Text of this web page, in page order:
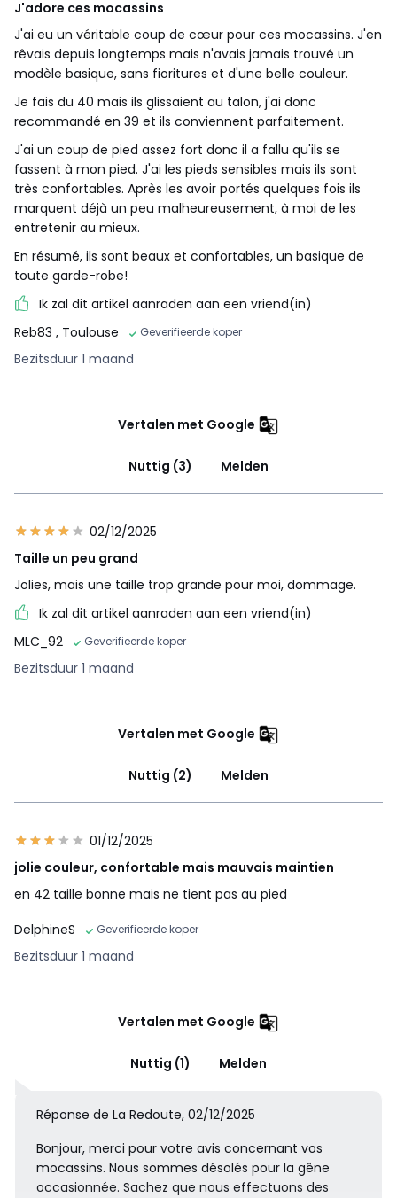
J'adore ces mocassins
J'ai eu un véritable coup de cœur pour ces mocassins. J'en
rêvais depuis longtemps mais n'avais jamais trouvé un
modèle basique, sans fioritures et d'une belle couleur.
Je fais du 40 mais ils glissaient au talon, j'ai donc
recommandé en 39 et ils conviennent parfaitement.
J'ai un coup de pied assez fort donc il a fallu qu'ils se
fassent à mon pied. J'ai les pieds sensibles mais ils sont
très confortables. Après les avoir portés quelques fois ils
marquent déjà un peu malheureusement, à moi de les
entretenir au mieux.
En résumé, ils sont beaux et confortables, un basique de
toute garde-robe!
Ik zal dit artikel aanraden aan een vriend(in)
Reb83 , Toulouse Geverifieerde koper
Bezitsduur 1 maand
Vertalen met Google
Nuttig (3) Melden
02/12/2025
Taille un peu grand
Jolies, mais une taille trop grande pour moi, dommage.
Ik zal dit artikel aanraden aan een vriend(in)
MLC_92
Geverifieerde koper
Bezitsduur 1 maand
Vertalen met Google
Nuttig (2) Melden
01/12/2025
jolie couleur, confortable mais mauvais maintien
en 42 taille bonne mais ne tient pas au pied
DelphineS
Geverifieerde koper
Bezitsduur 1 maand
Vertalen met Google
Nuttig (1) Melden
Réponse de La Redoute, 02/12/2025
Bonjour, merci pour votre avis concernant vos
mocassins. Nous sommes désolés pour la gêne
occasionnée. Sachez que nous effectuons des